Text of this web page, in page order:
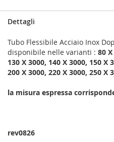
Dettagli
Tubo Flessibile Acciaio Inox
disponibile nelle varianti : 80
130 X 3000, 140 X 3000, 150 X
200 X 3000, 220 X 3000, 250 X
la misura espressa
rev0826